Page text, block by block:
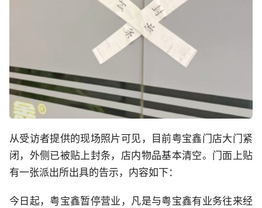
从受访者提供的现场照片可见，目前粤宝鑫门店大门紧
闭，外侧已被贴上封条，店内物品基本清空。门面上贴
有一张派出所出具的告示，内容如下：
今日起，粤宝鑫暂停营业，凡是与粤宝鑫有业务往来经